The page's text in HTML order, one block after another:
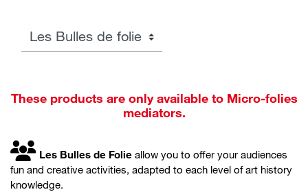
Course categories
These products are only available to Micro-folies
mediators.
Les Bulles de Folie allow you to offer your audiences
fun and creative activities, adapted to each level of art history
knowledge.